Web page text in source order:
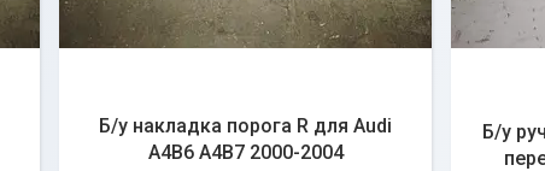
Б/у накладка порога R для Audi
A4B6 A4B7 2000-2004
Б/у